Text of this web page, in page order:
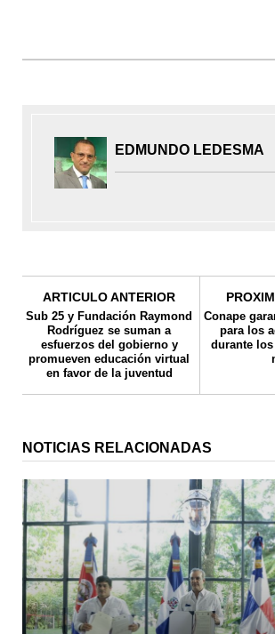
EDMUNDO LEDESMA
ARTICULO ANTERIOR
Sub 25 y Fundación Raymond
Rodríguez se suman a
esfuerzos del gobierno y
promueven educación virtual
en favor de la juventud
Conape
para los
durante
NOTICIAS RELACIONADAS